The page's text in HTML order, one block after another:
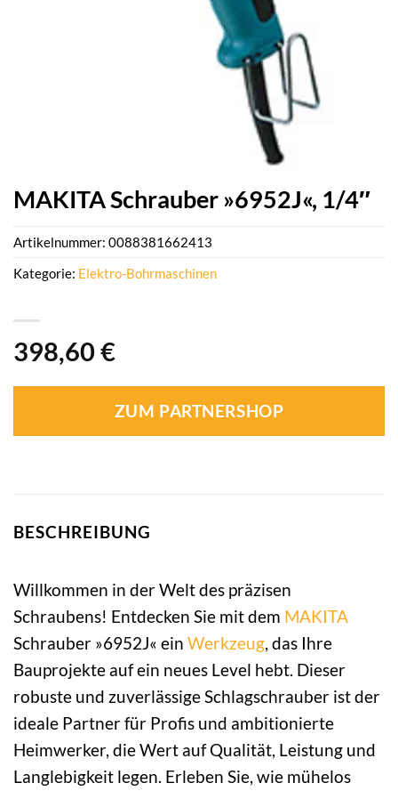
MAKITA Schrauber »6952J«, 1/4″
398,60 €
ZUM PARTNERSHOP
Artikelnummer: 0088381662413
Kategorie: Elektro-Bohrmaschinen
BESCHREIBUNG
Willkommen in der Welt des präzisen
Schraubens! Entdecken Sie mit dem MAKITA
Schrauber »6952J« ein Werkzeug , das Ihre
Bauprojekte auf ein neues Level hebt. Dieser
robuste und zuverlässige Schlagschrauber ist der
ideale Partner für Profis und ambitionierte
Heimwerker, die Wert auf Qualität, Leistung und
Langlebigkeit legen. Erleben Sie, wie mühelos